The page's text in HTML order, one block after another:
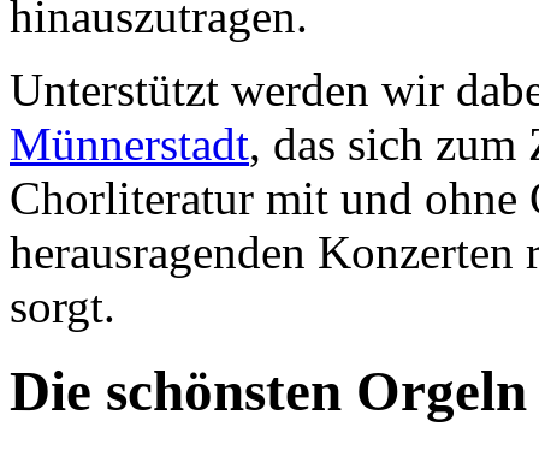
hinauszutragen.
Unterstützt werden wir
Münnerstadt, das sich zum
Chorliteratur mit und ohne
herausragenden
sorgt.
Die schönsten